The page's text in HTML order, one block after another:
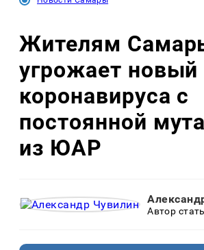
Жителям
угрожает
коронавируса с
постоянной
из ЮАР
Автор